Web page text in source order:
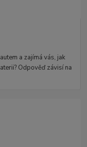
a zajímá vás, jak
Odpověď závisí na